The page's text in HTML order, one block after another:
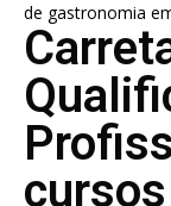
de gastronomia